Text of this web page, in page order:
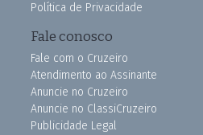
Política de Privacidade
Fale conosco
Fale com o Cruzeiro
Atendimento ao Assinante
Anuncie no Cruzeiro
Anuncie no ClassiCruzeiro
Publicidade Legal